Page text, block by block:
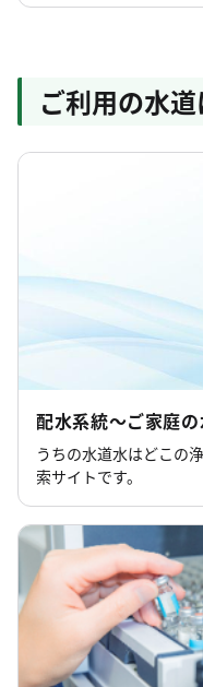
ご利用の水
配水系統～ご家庭
うちの水道水はどこの
索サイトです。